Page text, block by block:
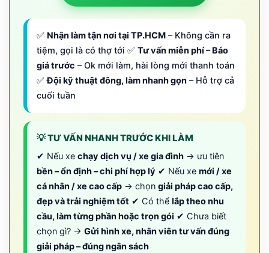
✅ Nhận làm tận nơi tại TP.HCM – Không cần ra
tiệm, gọi là có thợ tới ✅ Tư vấn miễn phí – Báo
giá trước – Ok mới làm, hài lòng mới thanh toán
✅Đội kỹ thuật đông, làm nhanh gọn – Hỗ trợ cả
cuối tuần
💡 TƯ VẤN NHANH TRƯỚC KHI LÀM
✔ Nếu xe chạy dịch vụ / xe gia đình → ưu tiên
bền – ổn định – chi phí hợp lý ✔ Nếu xe mới / xe
cá nhân / xe cao cấp → chọn giải pháp cao cấp,
đẹp và trải nghiệm tốt ✔ Có thể lắp theo nhu
cầu, làm từng phần hoặc trọn gói ✔ Chưa biết
chọn gì? → Gửi hình xe, nhân viên tư vấn đúng
giải pháp – đúng ngân sách